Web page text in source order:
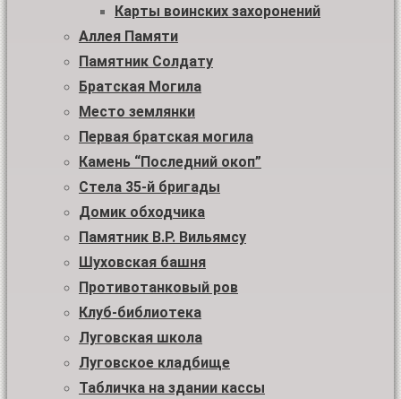
Карты воинских захоронений
Аллея Памяти
Памятник Солдату
Братская Могила
Место землянки
Первая братская могила
Камень “Последний окоп”
Стела 35-й бригады
Домик обходчика
Памятник В.Р. Вильямсу
Шуховская башня
Противотанковый ров
Клуб-библиотека
Луговская школа
Луговское кладбище
Табличка на здании кассы